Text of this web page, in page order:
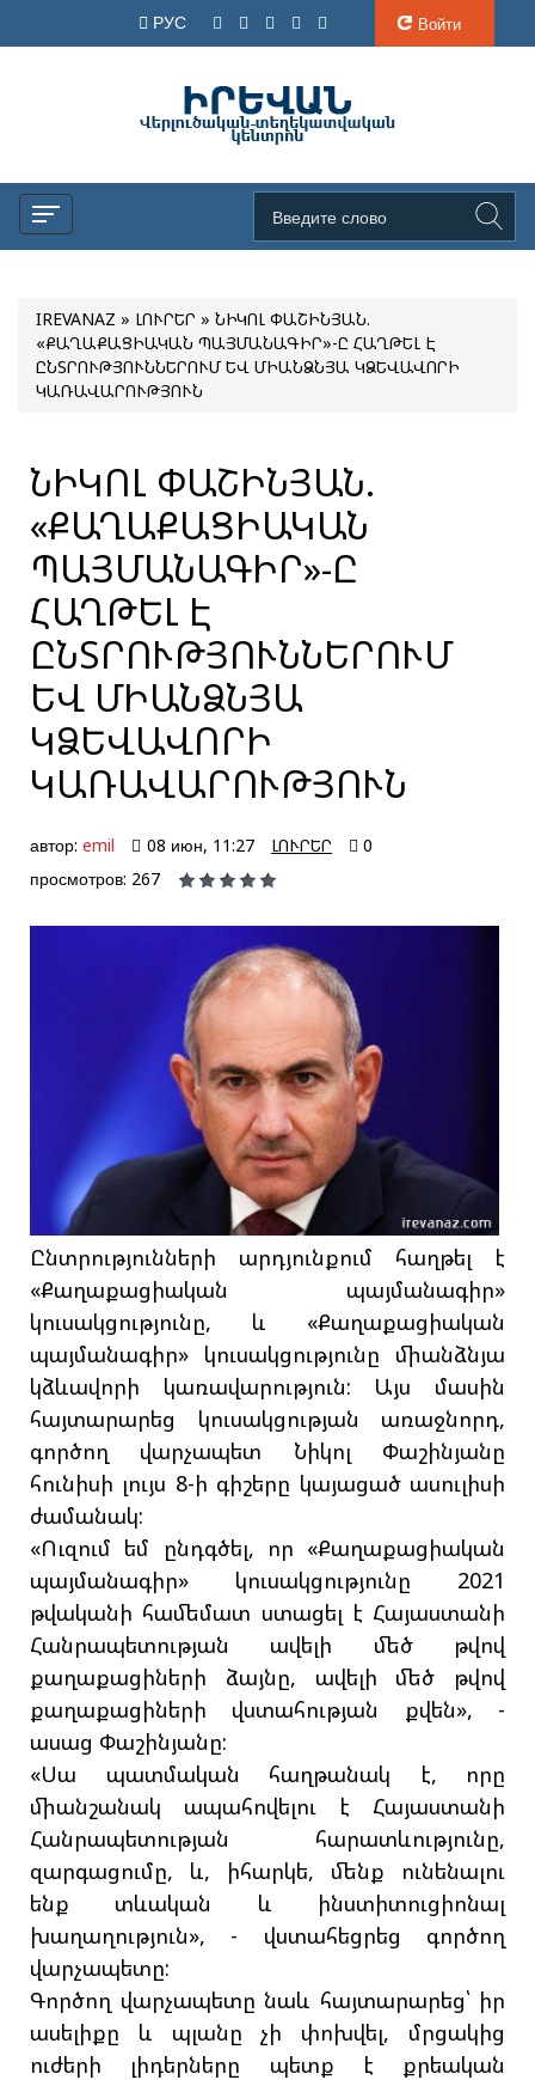
РУС Войти
IREVANAZ » ԼՈՒՐԵՐ » ՆԻԿՈԼ ՓԱՇԻՆՅԱՆ.
«ՔԱՂԱՔԱՑԻԱԿԱՆ ՊԱՅՄԱՆԱԳԻՐ»-Ը ՀԱՂԹԵԼ Է
ԸՆՏՐՈՒԹՅՈՒՆՆԵՐՈՒՄ ԵՎ ՄԻԱՆՁՆՅԱ ԿՁԵՎԱՎՈՐԻ
ԿԱՌԱՎԱՐՈՒԹՅՈՒՆ
ՆԻԿՈԼ ՓԱՇԻՆՅԱՆ.
«ՔԱՂԱՔԱՑԻԱԿԱՆ
ՊԱՅՄԱՆԱԳԻՐ»-Ը
ՀԱՂԹԵԼ Է
ԸՆՏՐՈՒԹՅՈՒՆՆԵՐՈՒՄ
ԵՎ ՄԻԱՆՁՆՅԱ
ԿՁԵՎԱՎՈՐԻ
ԿԱՌԱՎԱՐՈՒԹՅՈՒՆ
автор: emil 08 июн, 11:27 ԼՈՒՐԵՐ
0
просмотров: 267
Ընտրությունների արդյունքում հաղթել է
«Քաղաքացիական պայմանագիր»
կուսակցությունը, և «Քաղաքացիական
պայմանագիր» կուսակցությունը միանձնյա
կձևավորի կառավարություն: Այս մասին
հայտարարեց կուսակցության առաջնորդ,
գործող վարչապետ Նիկոլ Փաշինյանը
հունիսի լույս 8-ի գիշերը կայացած ասուլիսի
ժամանակ:
«Ուզում եմ ընդգծել, որ «Քաղաքացիական
պայմանագիր» կուսակցությունը 2021
թվականի համեմատ ստացել է Հայաստանի
Հանրապետության ավելի մեծ թվով
քաղաքացիների ձայնը, ավելի մեծ թվով
քաղաքացիների վստահության քվեն», -
ասաց Փաշինյանը:
«Սա պատմական հաղթանակ է, որը
միանշանակ ապահովելու է Հայաստանի
Հանրապետության հարատևությունը,
զարգացումը, և, իհարկե, մենք ունենալու
ենք տևական և ինստիտուցիոնալ
խաղաղություն», - վստահեցրեց գործող
վարչապետը:
Գործող վարչապետը նաև հայտարարեց՝ իր
ասելիքը և պլանը չի փոխվել, մրցակից
ուժերի լիդերները պետք է քրեական